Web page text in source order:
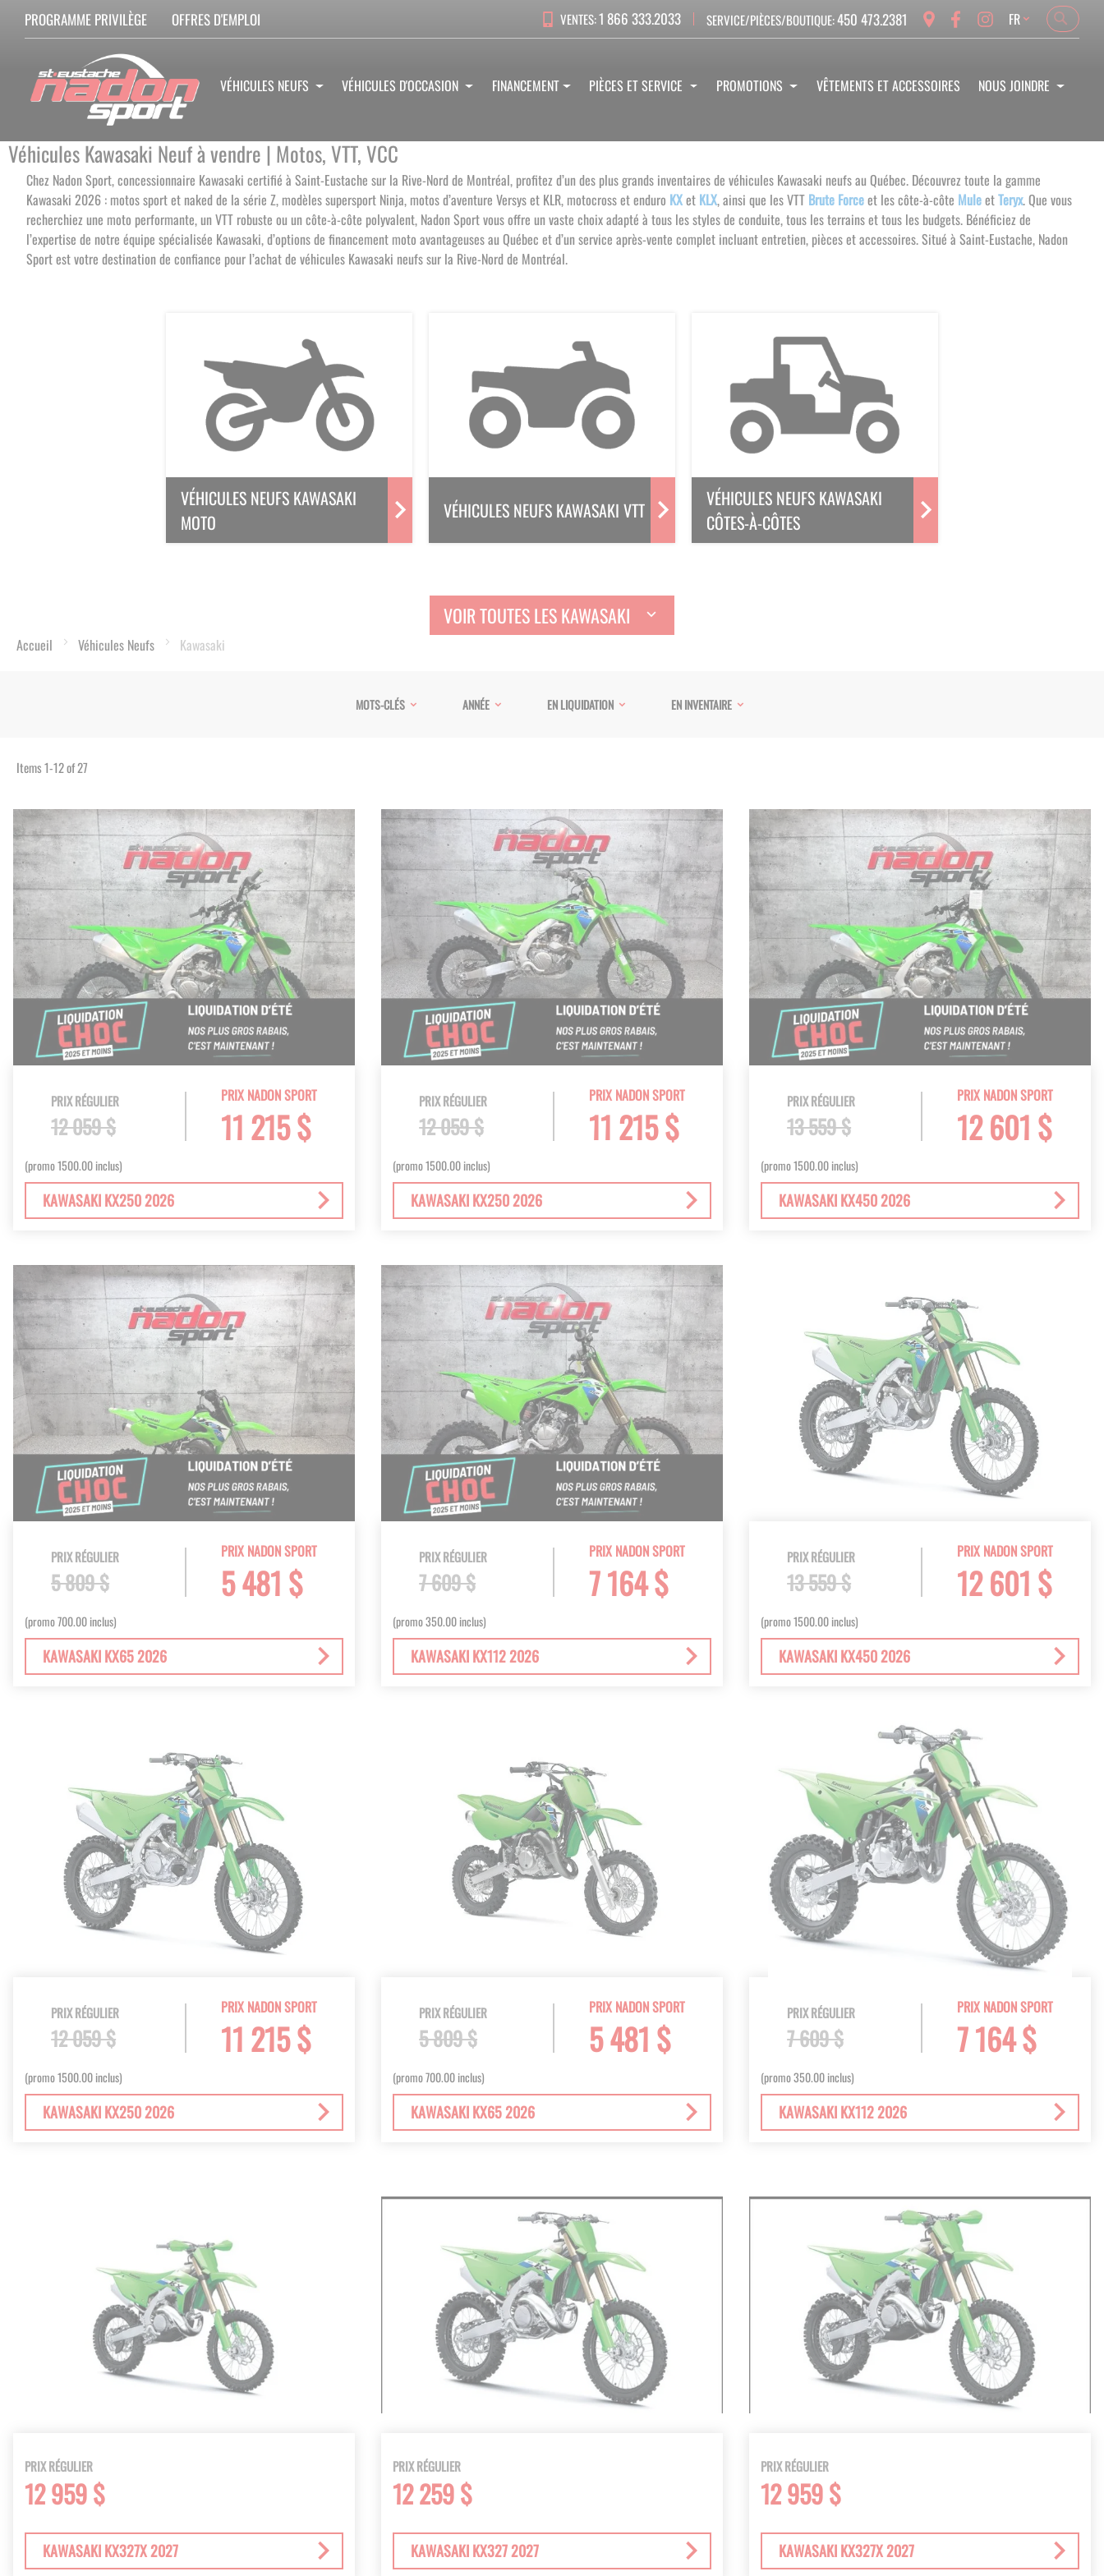
PROGRAMME PRIVILÈGE OFFRES D'EMPLOI VENTES:1 866 333.2033 SERVICE/PIÈCES/BOUTIQUE:450 473.2381
Search
Search
Language
FR
VÉHICULES NEUFS VÉHICULES D'OCCASION FINANCEMENT PIÈCES ET SERVICE PROMOTIONS VÊTEMENTS ET ACCESSOIRES NOUS JOINDRE
Véhicules Kawasaki Neuf à vendre | Motos, VTT, VCC
Chez Nadon Sport, concessionnaire Kawasaki certifié à Saint-Eustache sur la Rive-Nord de Montréal, profitez d’un des plus grands inventaires de véhicules Kawasaki neufs au Québec. Découvrez toute la gamme
Kawasaki 2026 : motos sport et naked de la série Z, modèles supersport Ninja, motos d’aventure Versys et KLR, motocross et enduro KXet KLX, ainsi que les VTT Brute Forceet les côte-à-côte MuleetTeryx.Que vous
recherchiez une moto performante, un VTT robuste ou un côte-à-côte polyvalent, Nadon Sport vous offre un vaste choix adapté à tous les styles de conduite, tous les terrains et tous les budgets. Bénéficiez de
l’expertise de notre équipe spécialisée Kawasaki, d’options de financement moto avantageuses au Québec et d’un service après-vente complet incluant entretien, pièces et accessoires. Situé à Saint-Eustache, Nadon
Sport est votre destination de confiance pour l’achat de véhicules Kawasaki neufs sur la Rive-Nord de Montréal.
VÉHICULES NEUFS KAWASAKI
MOTO
VÉHICULES NEUFS KAWASAKI VTT
VÉHICULES NEUFS KAWASAKI
CÔTES-À-CÔTES
VOIR TOUTES LES KAWASAKI
Accueil Véhicules Neufs Kawasaki
MOTS-CLÉS ANNÉE EN LIQUIDATION EN INVENTAIRE
Items1-12of27
PRIX NADON SPORT
11 215 $
PRIX RÉGULIER
12 059 $
(promo 1500.00 inclus)
KAWASAKI KX250 2026
PRIX NADON SPORT
11 215 $
PRIX RÉGULIER
12 059 $
(promo 1500.00 inclus)
KAWASAKI KX250 2026
PRIX NADON SPORT
12 601 $
PRIX RÉGULIER
13 559 $
(promo 1500.00 inclus)
KAWASAKI KX450 2026
PRIX NADON SPORT
5 481 $
PRIX RÉGULIER
5 809 $
(promo 700.00 inclus)
KAWASAKI KX65 2026
PRIX NADON SPORT
7 164 $
PRIX RÉGULIER
7 609 $
(promo 350.00 inclus)
KAWASAKI KX112 2026
PRIX NADON SPORT
12 601 $
PRIX RÉGULIER
13 559 $
(promo 1500.00 inclus)
KAWASAKI KX450 2026
PRIX NADON SPORT
11 215 $
PRIX RÉGULIER
12 059 $
(promo 1500.00 inclus)
KAWASAKI KX250 2026
PRIX NADON SPORT
5 481 $
PRIX RÉGULIER
5 809 $
(promo 700.00 inclus)
KAWASAKI KX65 2026
PRIX NADON SPORT
7 164 $
PRIX RÉGULIER
7 609 $
(promo 350.00 inclus)
KAWASAKI KX112 2026
PRIX RÉGULIER
12 959 $
KAWASAKI KX327X 2027
PRIX RÉGULIER
12 259 $
KAWASAKI KX327 2027
PRIX RÉGULIER
12 959 $
KAWASAKI KX327X 2027